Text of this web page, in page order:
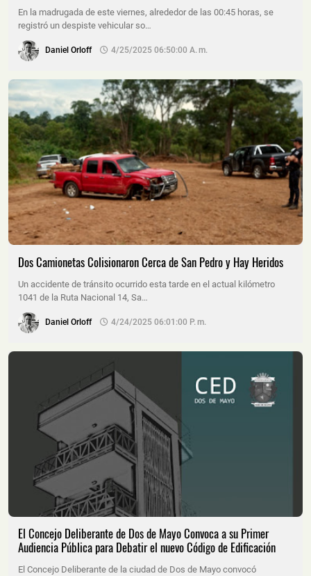
En la madrugada de este viernes, alrededor de las 00:45 horas, se
registró un despiste vehicular so…
Daniel Orloff 4/25/2025 06:50:00 A. M.
Dos Camionetas Colisionaron Cerca de San Pedro y Hay Heridos
Un accidente de tránsito ocurrido esta tarde en el actual kilómetro
1041 de la Ruta Nacional 14, Sa…
Daniel Orloff 4/24/2025 06:01:00 P. M.
El Concejo Deliberante de Dos de Mayo Convoca a su Primer
Audiencia Pública para Debatir el nuevo Código de Edificación
El Concejo Deliberante de la ciudad de Dos de Mayo convocó